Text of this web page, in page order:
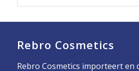
Rebro Cosmetics
Rebro Cosmetics importeert en